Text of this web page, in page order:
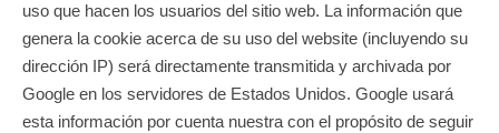
uso que hacen los usuarios del sitio web. La información que
genera la cookie acerca de su uso del website (incluyendo su
dirección IP) será directamente transmitida y archivada por
Google en los servidores de Estados Unidos. Google usará
esta información por cuenta nuestra con el propósito de seguir